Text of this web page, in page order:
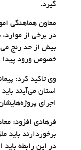
گیرد.
معاون هماهنگی
در برخی از
بیش از حد رنج
خصوص ورود پیدا
وی تاکید کرد:
استان می‌آیند
اجرای
فرهادی افزود:
برخوردارند باید
در این رابطه باید